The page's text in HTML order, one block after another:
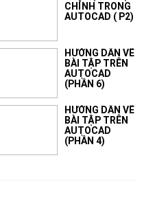
CHỈNH TRONG
AUTOCAD ( P2)
HƯỚNG DẪN VẼ
BÀI TẬP TRÊN
AUTOCAD
(PHẦN 6)
HƯỚNG DẪN VẼ
BÀI TẬP TRÊN
AUTOCAD
(PHẦN 4)